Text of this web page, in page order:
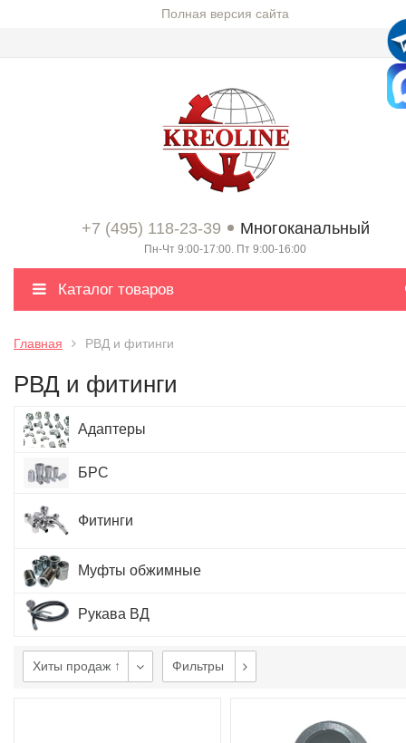
Полная версия сайта
+7 (495) 118-23-39 Многоканальный
Пн-Чт 9:00-17:00. Пт 9:00-16:00
Каталог товаров
Главная РВД и фитинги
РВД и фитинги
Адаптеры
БРС
Фитинги
Муфты обжимные
Рукава ВД
Хиты продаж ↑ Фильтры